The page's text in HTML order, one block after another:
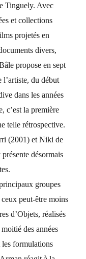
Tinguely. Avec
et collections
projetés en
divers,
propose en sept
du début
dans les années
c’est la première
telle rétrospective.
(2001) et Niki de
désormais
groupes
peut-être moins
d’Objets, réalisés
des années
formulations